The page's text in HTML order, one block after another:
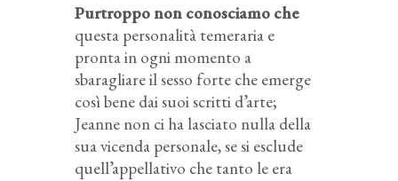
Purtroppo non conosciamo che
questa personalità temeraria e
pronta in ogni momento a
sbaragliare il sesso forte che emerge
così bene dai suoi scritti d’arte;
Jeanne non ci ha lasciato nulla della
sua vicenda personale, se si esclude
quell’appellativo che tanto le era